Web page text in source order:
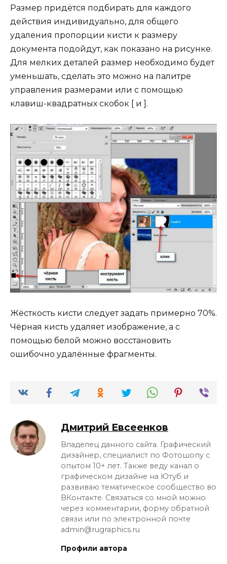
Размер придётся подбирать для каждого
действия индивидуально, для общего
удаления пропорции кисти к размеру
документа подойдут, как показано на рисунке.
Для мелких деталей размер необходимо будет
уменьшать, сделать это можно на палитре
управления размерами или с помощью
клавиш-квадратных скобок [ и ].
Жёсткость кисти следует задать примерно 70%.
Чёрная кисть удаляет изображение, а с
помощью белой можно восстановить
ошибочно удалённые фрагменты.
Дмитрий Евсеенков
Владелец данного сайта. Графический
дизайнер, специалист по Фотошопу с
опытом 10+ лет. Также веду канал о
графическом дизайне на Ютуб и
развиваю тематическое сообщество во
ВКонтакте. Связаться со мной можно
через комментарии, форму обратной
связи или по электронной почте
admin@rugraphics.ru
Профили автора